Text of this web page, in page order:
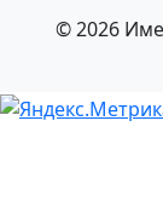
© 2026